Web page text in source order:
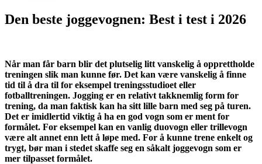
Den beste joggevognen: Best i test i 2026
Når man får barn blir det plutselig litt vanskelig å opprettholde
treningen slik man kunne før. Det kan være vanskelig å finne
tid til å dra til for eksempel treningsstudioet eller
fotballtreningen. Jogging er en relativt takknemlig form for
trening, da man faktisk kan ha sitt lille barn med seg på turen.
Det er imidlertid viktig å ha en god vogn som er ment for
formålet. For eksempel kan en vanlig duovogn eller trillevogn
være alt annet enn lett å løpe med. For å kunne trene enkelt og
trygt, bør man i stedet skaffe seg en såkalt joggevogn som er
mer tilpasset formålet.